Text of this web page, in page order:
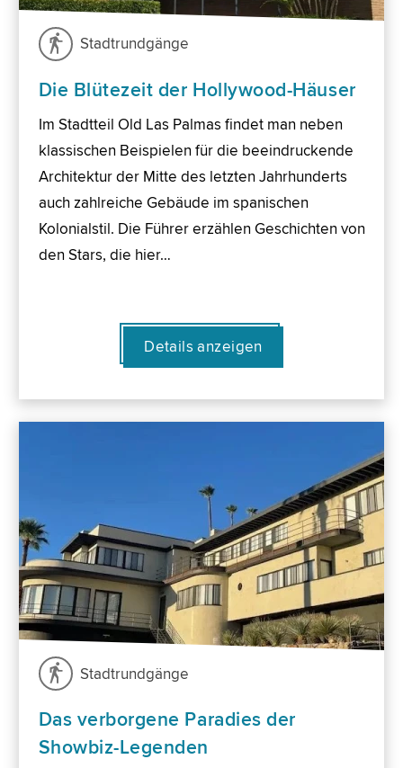
Stadtrundgänge
Die Blütezeit der Hollywood-Häuser
Im Stadtteil Old Las Palmas findet man neben
klassischen Beispielen für die beeindruckende
Architektur der Mitte des letzten Jahrhunderts
auch zahlreiche Gebäude im spanischen
Kolonialstil. Die Führer erzählen Geschichten von
den Stars, die hier…
Details anzeigen
Stadtrundgänge
Das verborgene Paradies der
Showbiz-Legenden